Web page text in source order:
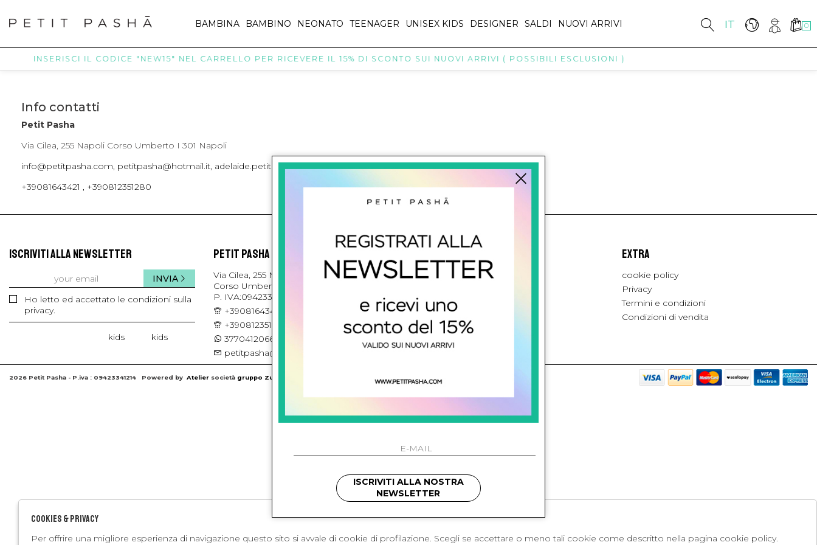
IT 0
BAMBINA BAMBINO NEONATO TEENAGER UNISEX KIDS DESIGNER SALDI NUOVI ARRIVI
INSERISCI IL CODICE "NEW15" NEL CARRELLO PER RICEVERE IL 15% DI SCONTO SUI NUOVI ARRIVI ( POSSIBILI ESCLUSIONI )
Info contatti
Petit Pasha
Via Cilea, 255 Napoli Corso Umberto I 301 Napoli
info@petitpasha.com, petitpasha@hotmail.it, adelaide.petitpasha@hotmail.com
+39081643421 , +390812351280
ISCRIVITI ALLA NEWSLETTER
Ho letto ed accettato le condizioni sulla
privacy.
INVIA
kids kids
PETIT PASHA
Via Cilea, 255 Napoli
Corso Umberto I 301 Napoli - Italia
P. IVA:09423341214
+39081643421
+390812351280
3770412066 , 3397314295
petitpasha@hotmail.it
L'azienda
Contatti
Pagamenti
Spedizione
EXTRA
cookie policy
Privacy
Termini e condizioni
Condizioni di vendita
2026 Petit Pasha - P.iva : 09423341214 Powered by Atelier società gruppo Zucchetti
ISCRIVITI ALLA NOSTRA
NEWSLETTER
Cookies & Privacy
Per offrire una migliore esperienza di navigazione questo sito si avvale di cookie di profilazione. Scegli se accettare o meno tali cookie come descritto nella pagina cookie policy.